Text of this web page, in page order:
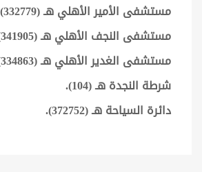
مستشفى الأمير الأهلي هـ (332779).
مستشفى النجف الأهلي هـ (341905).
مستشفى الغدير الأهلي هـ (334863).
شرطة النجدة هـ (104).
دائرة السياحة هـ (372752).